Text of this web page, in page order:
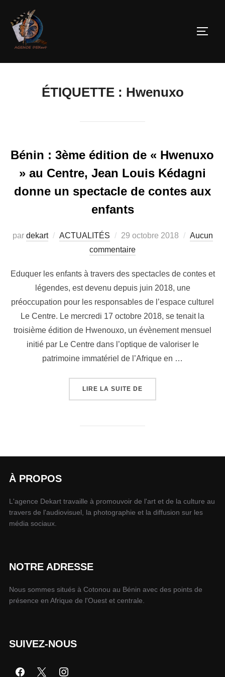
ÉTIQUETTE : Hwenuxo
Bénin : 3ème édition de « Hwenuxo
» au Centre, Jean Louis Kédagni
donne un spectacle de contes aux
enfants
par dekart ACTUALITÉS 29 octobre 2018
Aucun
commentaire
Eduquer les enfants à travers des spectacles de contes et
légendes, est devenu depuis juin 2018, une
préoccupation pour les responsables de l’espace culturel
Le Centre. Le mercredi 17 octobre 2018, se tenait la
troisième édition de Hwenouxo, un évènement mensuel
initié par Le Centre dans l’optique de valoriser le
patrimoine immatériel de l’Afrique en …
LIRE LA SUITE DE
À PROPOS
L'agence Dekart travaille à promouvoir de l'art et de la culture au
travers de l'audiovisuel, la photographie et la diffusion sur les
média sociaux.
NOTRE ADRESSE
Nous sommes situés à Cotonou au Bénin avec des points de
présence en Afrique de l'Ouest et centrale.
SUIVEZ-NOUS